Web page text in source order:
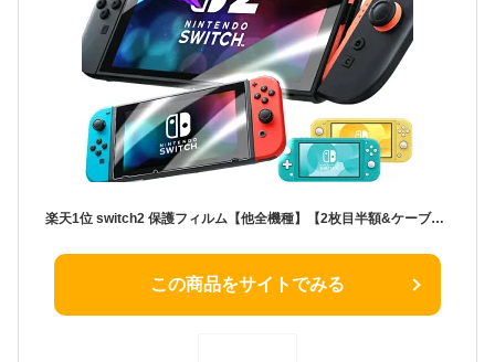
楽天1位 switch2 保護フィルム【他全機種】【2枚目半額&ケーブルもらえる】スイッチ2 保護フィルム switch2 フィルム Switch2 ガラスフィルム スイッチ Switch 保護フィルム 有機el ブルーライトカット シート 本体 ガラス lite ケース カバー 保護 画面 液晶保護 画面保護
この商品をサイトでみる